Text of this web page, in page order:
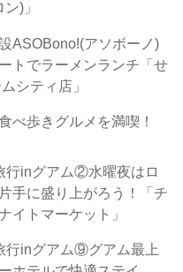
)」
ASOBono!(アソボーノ)
トでラーメンランチ「せ
シティ店」
べ歩きグルメを満喫！
行inグアム②水曜夜はロ
手に盛り上がろう！「チ
イトマーケット」
行inグアム⑨グアム最上